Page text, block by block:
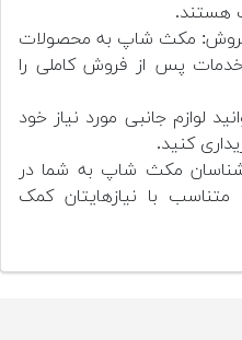
هستند.
مکث شاپ به محصولات
پس از فروش کاملی را
لوازم جانبی مورد نیاز خود
کنید.
مکث شاپ به شما در
متناسب با نیازهایتان کمک